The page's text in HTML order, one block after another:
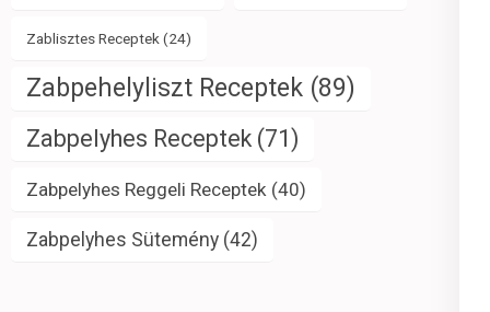
Zablisztes Receptek(24)
Zabpehelyliszt Receptek (89)
Zabpelyhes Receptek (71)
Zabpelyhes Reggeli Receptek (40)
Zabpelyhes Sütemény (42)